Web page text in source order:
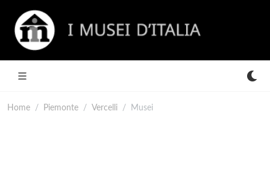
Home Piemonte Vercelli Musei